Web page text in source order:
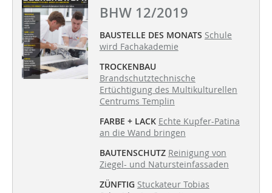
BHW 12/2019
BAUSTELLE DES MONATS Schule
wird Fachakademie
TROCKENBAU
Brandschutztechnische
Ertüchtigung des Multikulturellen
Centrums Templin
FARBE + LACK Echte Kupfer-Patina
an die Wand bringen
BAUTENSCHUTZ Reinigung von
Ziegel- und Natursteinfassaden
ZÜNFTIG Stuckateur Tobias